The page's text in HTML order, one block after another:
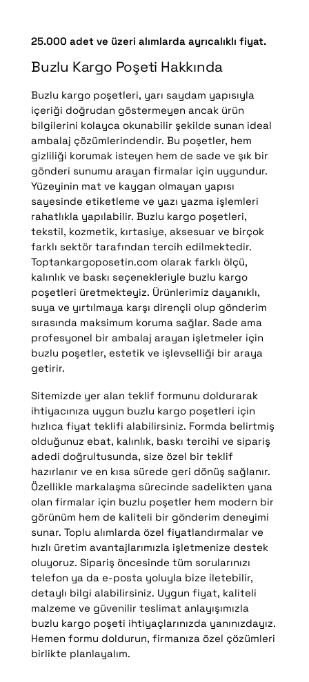
25.000 adet ve üzeri alımlarda ayrıcalıklı fiyat.
Buzlu Kargo Poşeti Hakkında
Buzlu kargo poşetleri, yarı saydam yapısıyla
içeriği doğrudan göstermeyen ancak ürün
bilgilerini kolayca okunabilir şekilde sunan ideal
ambalaj çözümlerindendir. Bu poşetler, hem
gizliliği korumak isteyen hem de sade ve şık bir
gönderi sunumu arayan firmalar için uygundur.
Yüzeyinin mat ve kaygan olmayan yapısı
sayesinde etiketleme ve yazı yazma işlemleri
rahatlıkla yapılabilir. Buzlu kargo poşetleri,
tekstil, kozmetik, kırtasiye, aksesuar ve birçok
farklı sektör tarafından tercih edilmektedir.
Toptankargoposetin.com olarak farklı ölçü,
kalınlık ve baskı seçenekleriyle buzlu kargo
poşetleri üretmekteyiz. Ürünlerimiz dayanıklı,
suya ve yırtılmaya karşı dirençli olup gönderim
sırasında maksimum koruma sağlar. Sade ama
profesyonel bir ambalaj arayan işletmeler için
buzlu poşetler, estetik ve işlevselliği bir araya
getirir.
Sitemizde yer alan teklif formunu doldurarak
ihtiyacınıza uygun buzlu kargo poşetleri için
hızlıca fiyat teklifi alabilirsiniz. Formda belirtmiş
olduğunuz ebat, kalınlık, baskı tercihi ve sipariş
adedi doğrultusunda, size özel bir teklif
hazırlanır ve en kısa sürede geri dönüş sağlanır.
Özellikle markalaşma sürecinde sadelikten yana
olan firmalar için buzlu poşetler hem modern bir
görünüm hem de kaliteli bir gönderim deneyimi
sunar. Toplu alımlarda özel fiyatlandırmalar ve
hızlı üretim avantajlarımızla işletmenize destek
oluyoruz. Sipariş öncesinde tüm sorularınızı
telefon ya da e-posta yoluyla bize iletebilir,
detaylı bilgi alabilirsiniz. Uygun fiyat, kaliteli
malzeme ve güvenilir teslimat anlayışımızla
buzlu kargo poşeti ihtiyaçlarınızda yanınızdayız.
Hemen formu doldurun, firmanıza özel çözümleri
birlikte planlayalım.